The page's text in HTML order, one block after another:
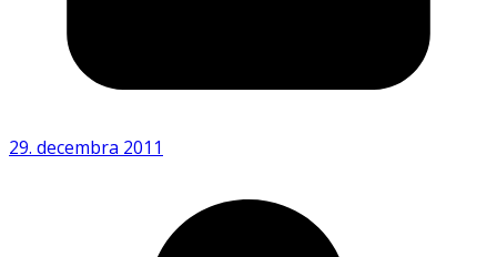
29. decembra 2011